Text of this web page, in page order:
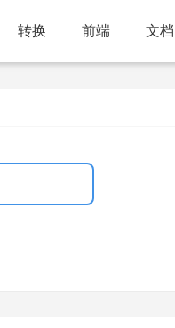
转换 前端 文档